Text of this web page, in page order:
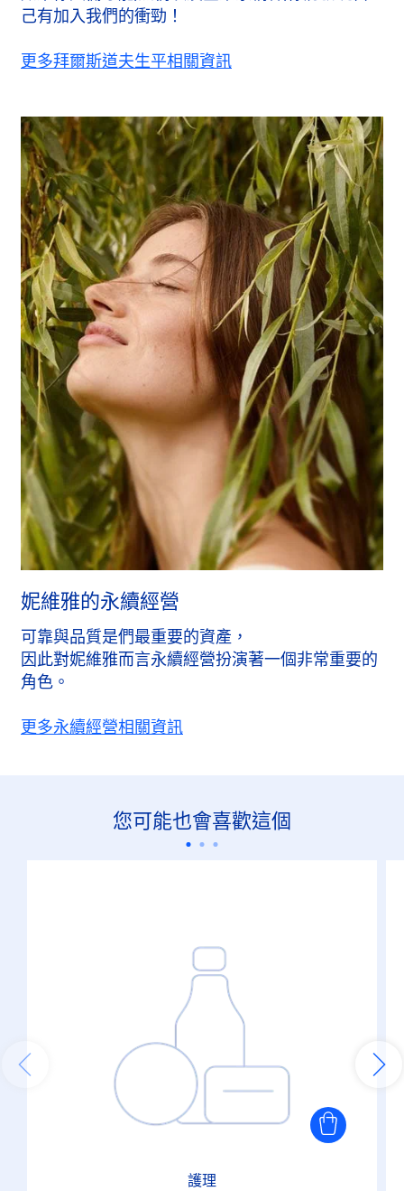
己有加入我們的衝勁！
更多拜爾斯道夫生平相關資訊
妮維雅的永續經營
可靠與品質是們最重要的資產，
因此對妮維雅而言永續經營扮演著一個非常重要的
角色。
更多永續經營相關資訊
您可能也會喜歡這個
護理